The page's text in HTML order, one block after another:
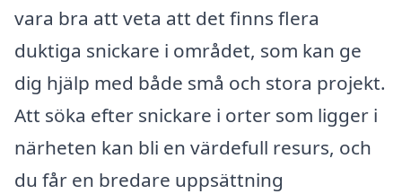
vara bra att veta att det finns flera
duktiga snickare i området, som kan ge
dig hjälp med både små och stora projekt.
Att söka efter snickare i orter som ligger i
närheten kan bli en värdefull resurs, och
du får en bredare uppsättning